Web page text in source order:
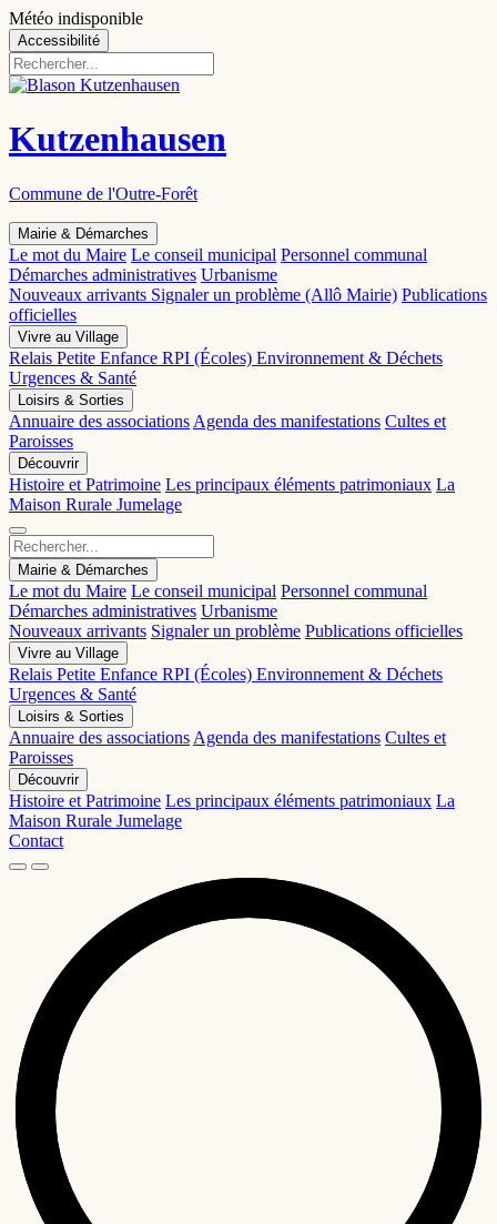
Météo indisponible
Accessibilité
Kutzenhausen
Commune de l'Outre-Forêt
Mairie & Démarches
Le mot du Maire Le conseil municipal Personnel communal
Démarches administratives Urbanisme
Nouveaux arrivants Signaler un problème (Allô Mairie) Publications
officielles
Vivre au Village
Relais Petite Enfance RPI (Écoles) Environnement & Déchets
Urgences & Santé
Loisirs & Sorties
Annuaire des associations Agenda des manifestations Cultes et
Paroisses
Découvrir
Histoire et Patrimoine Les principaux éléments patrimoniaux La
Maison Rurale Jumelage
Mairie & Démarches
Le mot du Maire Le conseil municipal Personnel communal
Démarches administratives Urbanisme
Nouveaux arrivants Signaler un problème Publications officielles
Vivre au Village
Relais Petite Enfance RPI (Écoles) Environnement & Déchets
Urgences & Santé
Loisirs & Sorties
Annuaire des associations Agenda des manifestations Cultes et
Paroisses
Découvrir
Histoire et Patrimoine Les principaux éléments patrimoniaux La
Maison Rurale Jumelage
Contact